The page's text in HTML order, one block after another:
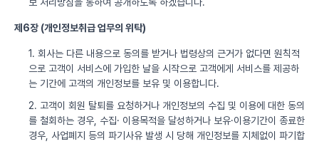
제6장 (개인정보취급 업무의 위탁)
1. 회사는 다른 내용으로 동의를 받거나 법령상의 근거가 없다면 원칙적
으로 고객이 서비스에 가입한 날을 시작으로 고객에게 서비스를 제공하
는 기간에 고객의 개인정보를 보유 및 이용합니다.
2. 고객이 회원 탈퇴를 요청하거나 개인정보의 수집 및 이용에 대한 동의
를 철회하는 경우, 수집· 이용목적을 달성하거나 보유·이용기간이 종료한
경우, 사업폐지 등의 파기사유 발생 시 당해 개인정보를 지체없이 파기합